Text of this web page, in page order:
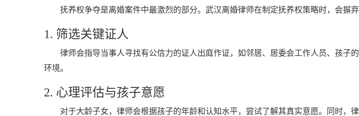
抚养权争夺是离婚案件中最激烈的部分。武汉离婚律师在制定抚养权策略时，会摒弃
1. 筛选关键证人
律师会指导当事人寻找有公信力的证人出庭作证，如邻居、居委会工作人员、孩子
环境。
2. 心理评估与孩子意愿
对于大龄子女，律师会根据孩子的年龄和认知水平，尝试了解其真实意愿。同时